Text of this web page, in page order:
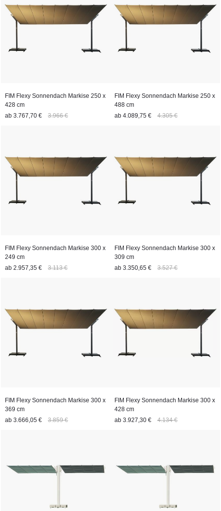
FIM Flexy Sonnendach Markise 250 x
428 cm
ab 3.767,70 € 3.966 €
FIM Flexy Sonnendach Markise 250 x
488 cm
ab 4.089,75 € 4.305 €
FIM Flexy Sonnendach Markise 300 x
249 cm
ab 2.957,35 € 3.113 €
FIM Flexy Sonnendach Markise 300 x
309 cm
ab 3.350,65 € 3.527 €
FIM Flexy Sonnendach Markise 300 x
369 cm
ab 3.666,05 € 3.859 €
FIM Flexy Sonnendach Markise 300 x
428 cm
ab 3.927,30 € 4.134 €